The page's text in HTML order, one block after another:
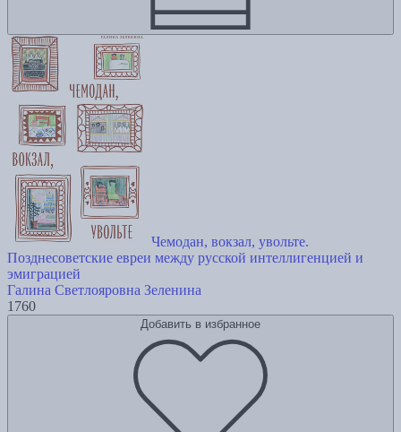
Чемодан, вокзал, увольте.
Позднесоветские евреи между русской интеллигенцией и
эмиграцией
Галина Светлояровна Зеленина
1760
Добавить в избранное